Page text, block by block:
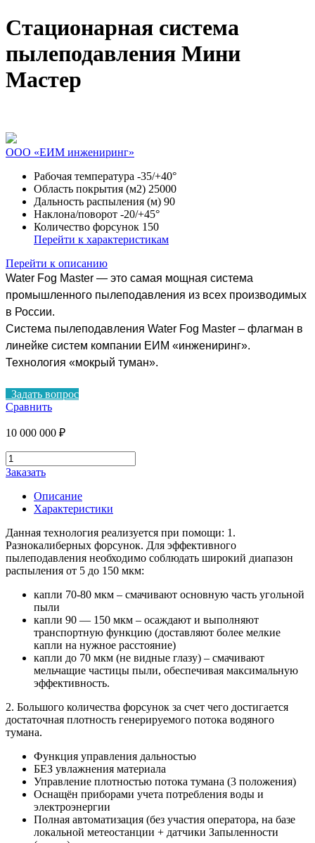
Стационарная система
пылеподавления Мини
Мастер
ООО «ЕИМ инжениринг»
Рабочая температура -35/+40°
Область покрытия (м2) 25000
Дальность распыления (м) 90
Наклона/поворот -20/+45°
Количество форсунок 150
Перейти к характеристикам
Перейти к описанию
Water Fog Master — это самая мощная система
промышленного пылеподавления из всех производимых
в России.
Система пылеподавления Water Fog Master – флагман в
линейке систем компании ЕИМ «инжениринг».
Технология «мокрый туман».
Задать вопрос
Сравнить
10 000 000 ₽
Количество
товара
система
пылеподавления
Мастер
Заказать
Описание
Характеристики
Данная технология реализуется при помощи: 1.
Разнокалиберных форсунок. Для эффективного
пылеподавления необходимо соблюдать широкий диапазон
распыления от 5 до 150 мкм:
капли 70-80 мкм – смачивают основную часть угольной
пыли
капли 90 — 150 мкм – осаждают и выполняют
транспортную функцию (доставляют более мелкие
капли на нужное расстояние)
капли до 70 мкм (не видные глазу) – смачивают
мельчащие частицы пыли, обеспечивая максимальную
эффективность.
2. Большого количества форсунок за счет чего достигается
достаточная плотность генерируемого потока водяного
тумана.
Функция управления дальностью
БЕЗ увлажнения материала
Управление плотностью потока тумана (3 положения)
Оснащён приборами учета потребления воды и
электроэнергии
Полная автоматизация (без участия оператора, на базе
локальной метеостанции + датчики Запыленности